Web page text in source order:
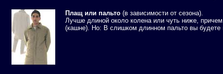
Плащ или пальто (в зависимости от сезона).
Лучше длиной около колена или чуть ниже,
(кашне). Но: В слишком длинном пальто вы